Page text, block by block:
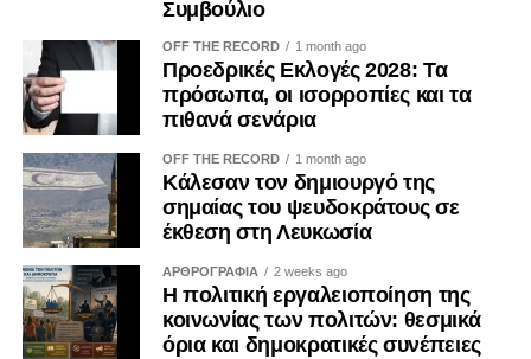
Συμβούλιο
OFF THE RECORD 1 month ago
Προεδρικές Εκλογές 2028: Τα
πρόσωπα, οι ισορροπίες και τα
πιθανά σενάρια
OFF THE RECORD 1 month ago
Κάλεσαν τον δημιουργό της
σημαίας του ψευδοκράτους σε
έκθεση στη Λευκωσία
ΑΡΘΡΟΓΡΑΦΙΑ 2 weeks ago
Η πολιτική εργαλειοποίηση της
κοινωνίας των πολιτών: θεσμικά
όρια και δημοκρατικές συνέπειες